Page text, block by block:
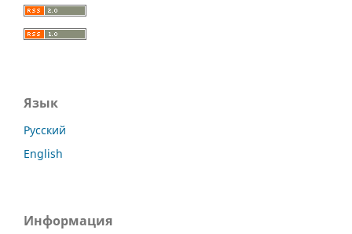
Язык
Русский
English
Информация